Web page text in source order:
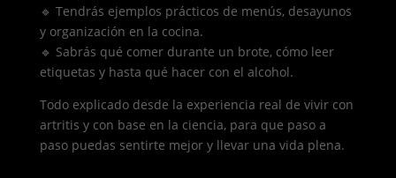
🔹 Tendrás ejemplos prácticos de menús, desayunos
y organización en la cocina.
🔹 Sabrás qué comer durante un brote, cómo leer
etiquetas y hasta qué hacer con el alcohol.
Todo explicado desde la experiencia real de vivir con
artritis y con base en la ciencia, para que paso a
paso puedas sentirte mejor y llevar una vida plena.